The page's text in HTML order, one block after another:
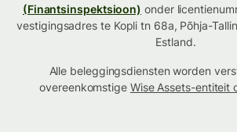
(Finantsinspektsioon) onder
vestigingsadres te Kopli tn 68a, Põhja-
Estland.
Alle beleggingsdiensten worden
overeenkomstige Wise Assets-entiteit